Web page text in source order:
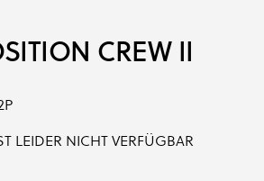
CREW II
LEIDER NICHT VERFÜGBAR